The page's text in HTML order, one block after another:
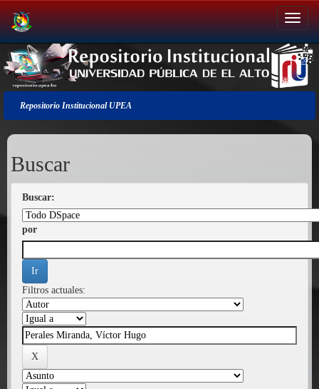
Salir
de
la
navegación
Repositorio Institucional UPEA
Buscar
Buscar:
por
Filtros actuales: